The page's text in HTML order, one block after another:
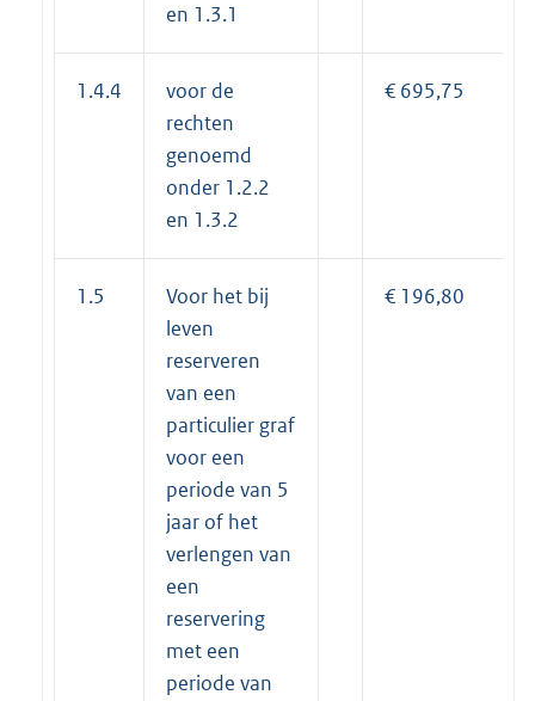
en 1.3.1
1.4.4
voor de
rechten
genoemd
onder 1.2.2
en 1.3.2
€ 695,75
1.5
Voor het bij
leven
reserveren
van een
particulier graf
voor een
periode van 5
jaar of het
verlengen van
een
reservering
met een
periode van
€ 196,80